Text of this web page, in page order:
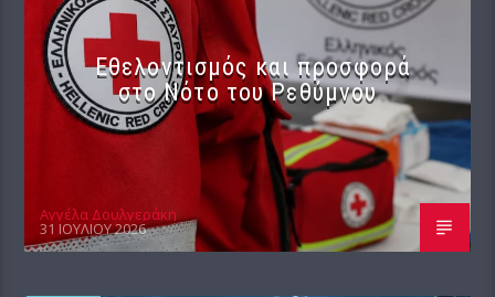
Εθελοντισμός και προσφορά
στο Νότο του Ρεθύμνου
Αγγέλα Δουλγεράκη
31 ΙΟΥΛΊΟΥ 2026